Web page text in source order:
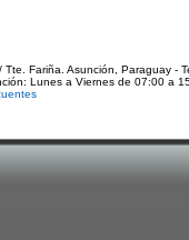
Tte. Fariña. Asunción, Paraguay -
Lunes a Viernes de 07:00 a